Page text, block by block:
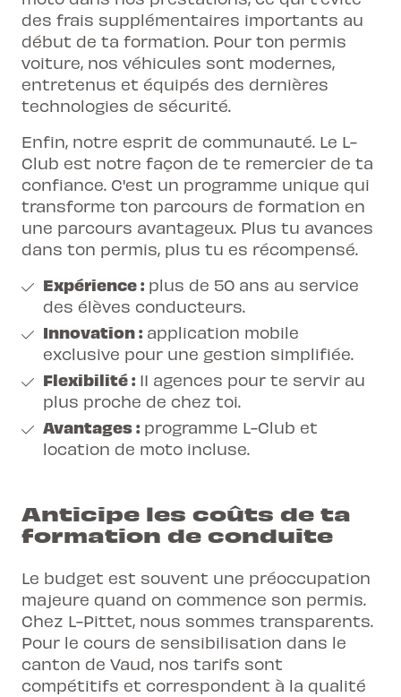
des frais supplémentaires importants au
début de ta formation. Pour ton permis
voiture, nos véhicules sont modernes,
entretenus et équipés des dernières
technologies de sécurité.
Enfin, notre esprit de communauté. Le L-
Club est notre façon de te remercier de ta
confiance. C'est un programme unique qui
transforme ton parcours de formation en
une parcours avantageux. Plus tu avances
dans ton permis, plus tu es récompensé.
Expérience : plus de 50 ans au service
des élèves conducteurs.
Innovation : application mobile
exclusive pour une gestion simplifiée.
Flexibilité : 11 agences pour te servir au
plus proche de chez toi.
Avantages : programme L-Club et
location de moto incluse.
Anticipe les coûts de ta
formation de conduite
Le budget est souvent une préoccupation
majeure quand on commence son permis.
Chez L-Pittet, nous sommes transparents.
Pour le cours de sensibilisation dans le
canton de Vaud, nos tarifs sont
compétitifs et correspondent à la qualité